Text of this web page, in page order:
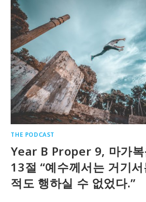
THE PODCAST
Year B Proper 9, 마가
13절 “예수께서는 거기
적도 행하실 수 없었다.”